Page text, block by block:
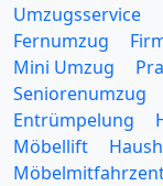
Umzugsservice
Fernumzug
Mini Umzug
Seniorenumzug
Entrümpelung
Möbellift